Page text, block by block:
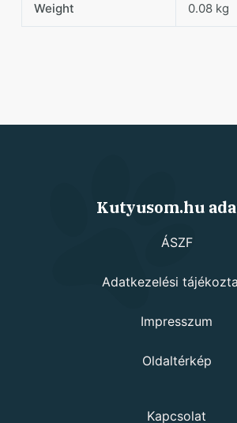
Weight 0.08 kg
Kutyusom.hu
ÁSZF
Adatkezelési
Impresszum
Oldaltérkép
Kapcsolat